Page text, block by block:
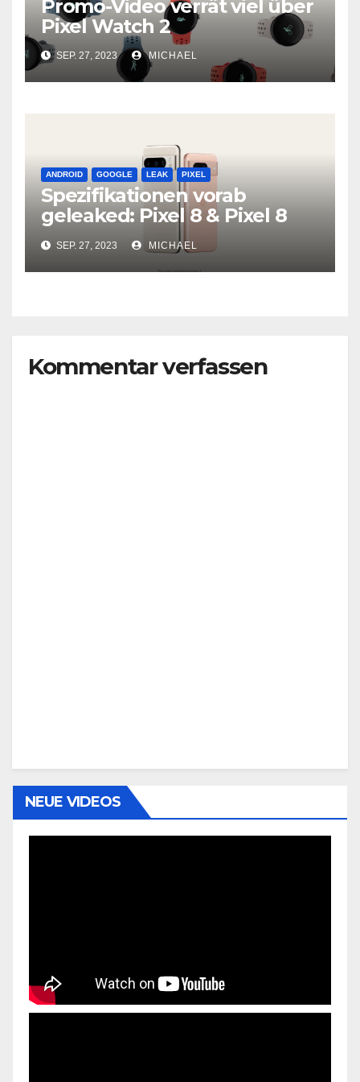
Promo-Video verrät viel über
Pixel Watch 2
SEP. 27, 2023 MICHAEL
ANDROID GOOGLE LEAK PIXEL
Spezifikationen vorab
geleaked: Pixel 8 & Pixel 8
ProSEP. 27, 2023 MICHAEL
Kommentar verfassen
NEUE VIDEOS